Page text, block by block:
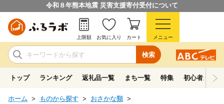
令和８年熊本地震 災害支援寄付受付について
検索
上限額 お気に入り カート メニュー
トップ ランキング 返礼品一覧 まち一覧 特集 初心者ガイド
ホーム ものから探す
おさかな類